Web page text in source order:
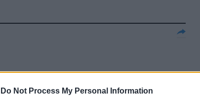
Do Not Process My Personal Information